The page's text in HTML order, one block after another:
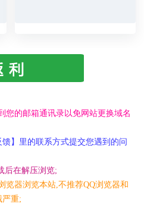
您的邮箱通讯录以免网站更换域名
】里的联系方式提交您遇到的问
后在解压浏览;
览器浏览本站,不推荐QQ浏览器和
严重;